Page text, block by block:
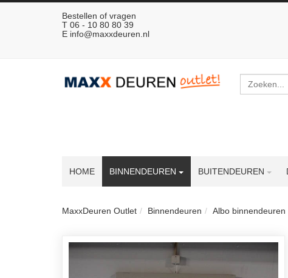
Bestellen of vragen
T 06 - 10 80 80 39
E info@maxxdeuren.nl
Zoeken
HOME BINNENDEUREN BUITENDEUREN
MaxxDeuren Outlet Binnendeuren Albo binnendeuren